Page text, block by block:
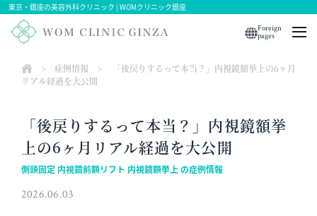
東京・銀座の美容外科クリニック | WOMクリニック銀座
Foreign
pages
> 症例情報 >
「後戻りするって本当？」内視鏡額挙上の6ヶ月
リアル経過を大公開
「後戻りするって本当？」内視鏡額挙
上の6ヶ月リアル経過を大公開
側頭固定 内視鏡前額リフト 内視鏡額挙上 の症例情報
2026.06.03